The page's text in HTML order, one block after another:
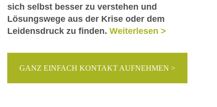
sich selbst besser zu verstehen und
Lösungswege aus der Krise oder dem
Leidensdruck zu finden. Weiterlesen >
GANZ EINFACH KONTAKT AUFNEHMEN >